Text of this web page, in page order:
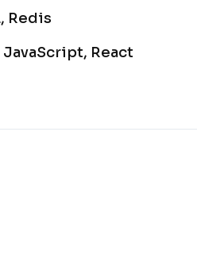
Redis
JavaScript, React